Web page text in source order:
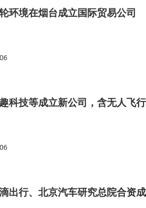
环境在烟台成立国际贸易公司
科技等成立新公司，含无人飞
出行、北京汽车研究总院合资